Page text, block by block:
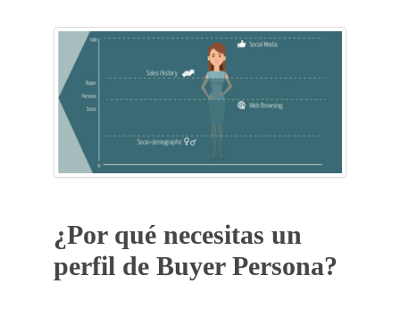
CONTACTO
PIDE UNA DEMO
ESPAÑOL
¿Por qué necesitas un
perfil de Buyer Persona?